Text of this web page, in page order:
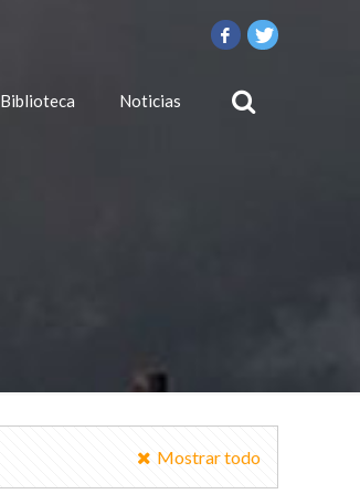
Biblioteca Noticias
Mostrar todo